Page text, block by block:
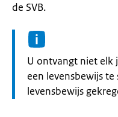
de SVB.
Informatie:
U ontvangt niet elk
een levensbewijs
levensbewijs